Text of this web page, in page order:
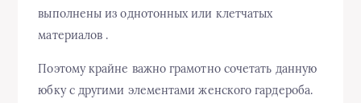
выполнены из однотонных или клетчатых
материалов .
Поэтому крайне важно грамотно сочетать данную
юбку с другими элементами женского гардероба.